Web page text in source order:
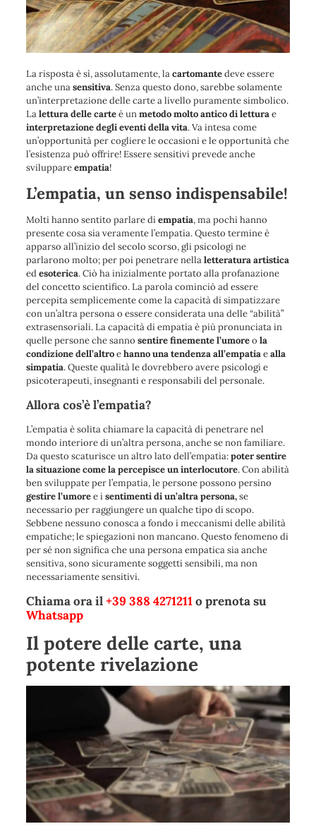
La risposta è sì, assolutamente, lacartomantedeve essere
anche unasensitiva. Senza questo dono, sarebbe solamente
un’interpretazione delle carte a livello puramente simbolico.
Lalettura delle carteè unmetodo molto anticodi letturae
interpretazione degli eventi della vita. Va intesa come
un’opportunità per cogliere le occasioni e le opportunità che
l’esistenza può offrire! Essere sensitivi prevede anche
sviluppareempatia!
L’empatia, un senso indispensabile!
Molti hanno sentito parlare diempatia, ma pochi hanno
presente cosa sia veramente l’empatia. Questo termine è
apparso all’inizio del secolo scorso, gli psicologi ne
parlarono molto; per poi penetrare nellaletteratura artistica
edesoterica. Ciò ha inizialmente portato alla profanazione
del concetto scientifico. La parola cominciò ad essere
percepita semplicemente come la capacità di simpatizzare
con un’altra persona o essere considerata una delle “abilità”
extrasensoriali. La capacità di empatia è più pronunciata in
quelle persone che sanno sentire finemente l’umoreo la
condizione dell’altroehanno una tendenza all’empatiaealla
simpatia. Queste qualità le dovrebbero avere psicologi e
psicoterapeuti, insegnanti e responsabili del personale.
Allora cos’è l’empatia?
L’empatia è solita chiamare la capacità di penetrare nel
mondo interiore di un’altra persona, anche se non familiare.
Da questo scaturisce un altro lato dell’empatia:poter sentire
la situazione come la percepisce un interlocutore. Con abilità
ben sviluppate per l’empatia, le persone possono persino
gestire l’umoree isentimentidiun’altra persona,se
necessario per raggiungere un qualche tipo di scopo.
Sebbene nessuno conosca a fondo i meccanismi delle abilità
empatiche; le spiegazioni non mancano. Questo fenomeno di
per sé non significa che una persona empatica sia anche
sensitiva, sono sicuramente soggetti sensibili, ma non
necessariamente sensitivi.
Chiama ora il+39 388 4271211o prenota su
Whatsapp
Il potere delle carte, una
potente rivelazione